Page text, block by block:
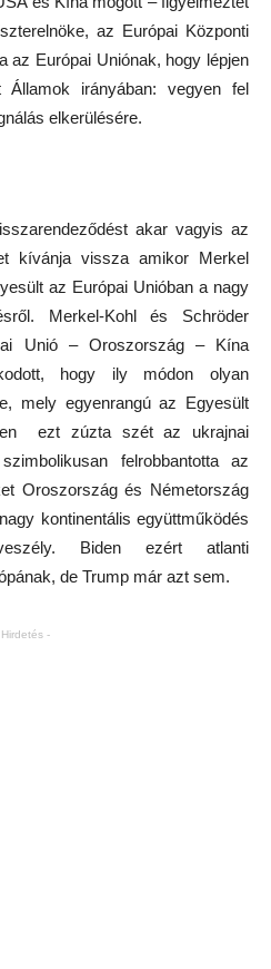
az Európai Központi
az Európai Uniónak, hogy lépjen
irányában: vegyen fel
elkerülésére.
akar vagyis az
kívánja vissza amikor Merkel
az Európai Unióban a nagy
Merkel-Kohl és Schröder
Unió – Oroszország – Kína
hogy ily módon olyan
mely egyenrangú az Egyesült
ezt zúzta szét az ukrajnai
felrobbantotta az
Oroszország és Németország
kontinentális együttműködés
Biden ezért atlanti
de Trump már azt sem.
-